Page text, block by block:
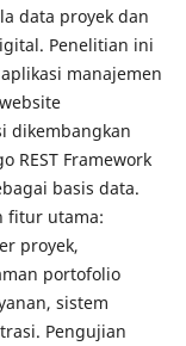
data proyek dan
Penelitian ini
manajemen
dikembangkan
REST Framework
basis data.
fitur utama:
proyek,
portofolio
sistem
Pengujian